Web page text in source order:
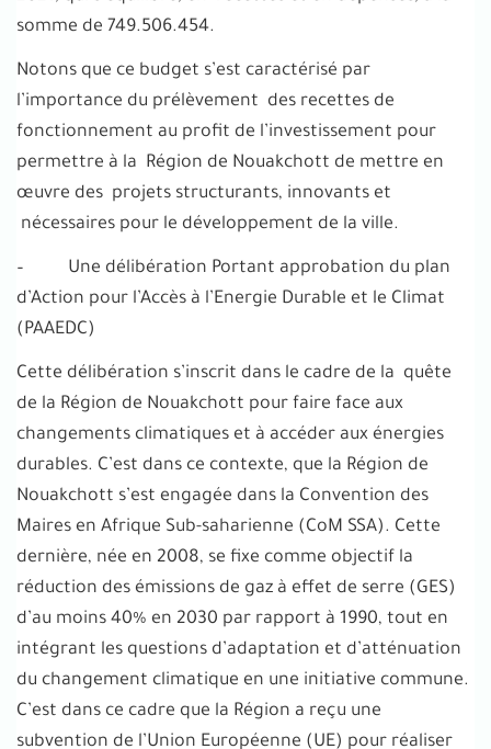
somme de 749.506.454.
Notons que ce budget s’est caractérisé par
l’importance du prélèvement des recettes de
fonctionnement au profit de l’investissement pour
permettre à la Région de Nouakchott de mettre en
œuvre des projets structurants, innovants et
nécessaires pour le développement de la ville.
– Une délibération Portant approbation du plan
d’Action pour l’Accès à l’Energie Durable et le Climat
(PAAEDC)
Cette délibération s’inscrit dans le cadre de la quête
de la Région de Nouakchott pour faire face aux
changements climatiques et à accéder aux énergies
durables. C’est dans ce contexte, que la Région de
Nouakchott s’est engagée dans la Convention des
Maires en Afrique Sub-saharienne (CoM SSA). Cette
dernière, née en 2008, se fixe comme objectif la
réduction des émissions de gaz à effet de serre (GES)
d’au moins 40% en 2030 par rapport à 1990, tout en
intégrant les questions d’adaptation et d’atténuation
du changement climatique en une initiative commune.
C’est dans ce cadre que la Région a reçu une
subvention de l’Union Européenne (UE) pour réaliser